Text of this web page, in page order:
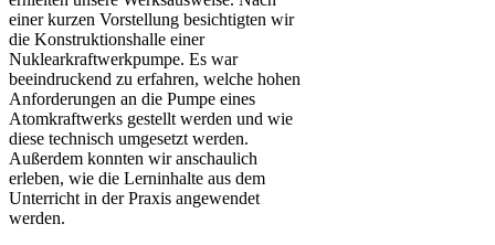
einer kurzen Vorstellung besichtigten wir
die Konstruktionshalle einer
Nuklearkraftwerkpumpe. Es war
beeindruckend zu erfahren, welche hohen
Anforderungen an die Pumpe eines
Atomkraftwerks gestellt werden und wie
diese technisch umgesetzt werden.
Außerdem konnten wir anschaulich
erleben, wie die Lerninhalte aus dem
Unterricht in der Praxis angewendet
werden.